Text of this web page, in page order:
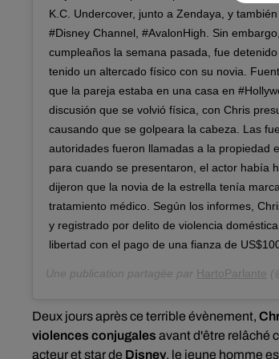
K.C. Undercover, junto a Zendaya, y
#Disney Channel, #AvalonHigh. Sin
cumpleaños la semana pasada, fue
tenido un altercado físico con su novia.
que la pareja estaba en una casa en
discusión que se volvió física, con Chris
causando que se golpeara la cabeza. Las
autoridades fueron llamadas a la propiedad
para cuando se presentaron, el actor había
dijeron que la novia de la estrella tenía
tratamiento médico. Según los informes,
y registrado por delito de violencia
libertad con el pago de una fianza de
Une publication partagée par HartoParlante
Deux jours après ce terrible évènement,
violences conjugales avant d'être relâché
acteur et star de Disney, le jeune homme